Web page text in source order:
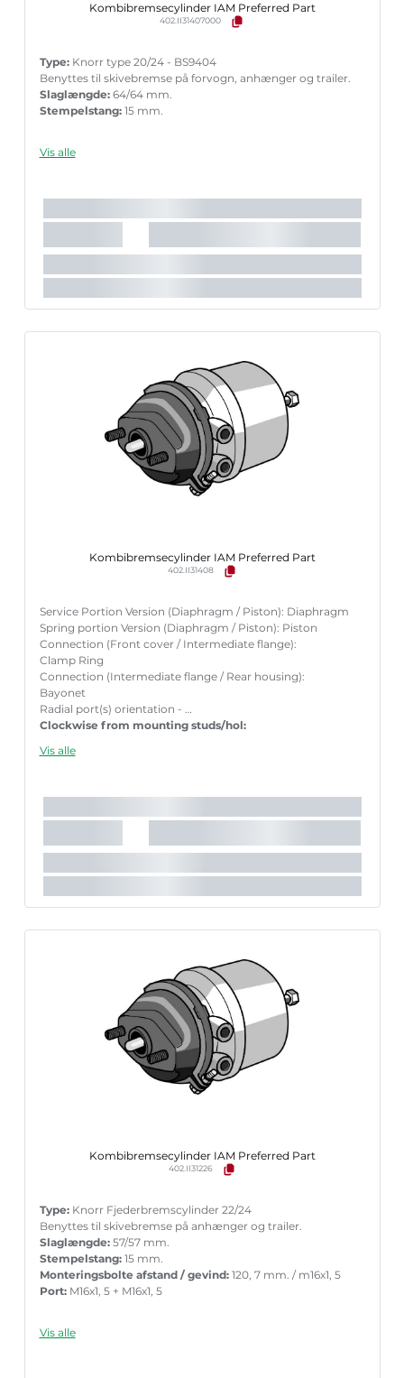
Kombibremsecylinder IAM Preferred Part
402.II31407000
Type:Knorr type 20/24 - BS9404
Benyttes til skivebremse på forvogn, anhænger og trailer.
Slaglængde:64/64 mm.
Stempelstang:15 mm.
Vis alle
Kombibremsecylinder IAM Preferred Part
402.II31408
Service Portion Version (Diaphragm / Piston): Diaphragm
Spring portion Version (Diaphragm / Piston): Piston
Connection (Front cover / Intermediate flange):
Clamp Ring
Connection (Intermediate flange / Rear housing):
Bayonet
Radial port(s) orientation -
Clockwise from mounting studs/hol:
Clamp ring ears orientation -
Spring portion output force at 30 mm stroke [kN]: 8.1
Mounting studs length / holes depth [mm]:43
Push rod protrusion [mm]:15
Function / description of release unit:Standard
57 mm
M16x1,5
M16x1,5
T24/24
7,485 kg
II31408, BS9503
Vis alle
Kombibremsecylinder IAM Preferred Part
402.II31226
Type:Knorr Fjederbremscylinder 22/24
Benyttes til skivebremse på anhænger og trailer.
Slaglængde:57/57 mm.
Stempelstang:15 mm.
Monteringsbolte afstand / gevind:120, 7 mm. / m16x1, 5
Port:M16x1, 5 + M16x1, 5
Vis alle